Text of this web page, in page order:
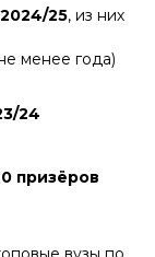
25, из них
менее года)
24
призёров